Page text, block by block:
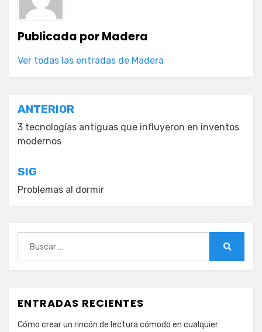
Publicada porMadera
Ver todas las entradas de Madera
Navegación
de
entradas
ANTERIOR
3 tecnologías antiguas que influyeron en inventos
modernos
SIG
Problemas al dormir
ENTRADAS RECIENTES
Cómo crear un rincón de lectura cómodo en cualquier